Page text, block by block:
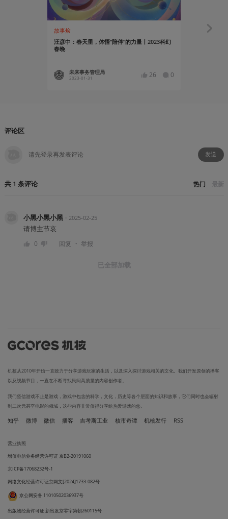
故事烩
汪彦中：春天里，体悟“陪伴”的力量丨2023科幻
春晚
未来事务管理局
2023-01-31 26 0
故事烩
评论区
发送
共 1 条评论 热门 最新
小黑小黑小黑・ 2025-02-25
请博主节哀
0 回复 ・ 举报
已全部加载
机核从2010年开始一直致力于分享游戏玩家的生活，以及深入探讨游戏相关的文化。我们开发原创的播客
以及视频节目，一直在不断寻找民间高质量的内容创作者。
我们坚信游戏不止是游戏，游戏中包含的科学，文化，历史等各个层面的知识和故事，它们同时也会辐射
到二次元甚至电影的领域，这些内容非常值得分享给热爱游戏的您。
知乎 微博 微信 播客 吉考斯工业 核市奇谭 机核发行 RSS
营业执照
增值电信业务经营许可证 京B2-20191060
京ICP备17068232号-1
网络文化经营许可证京网文[2024]1733-082号
京公网安备 11010502036937号
出版物经营许可证 新出发京零字第朝260115号